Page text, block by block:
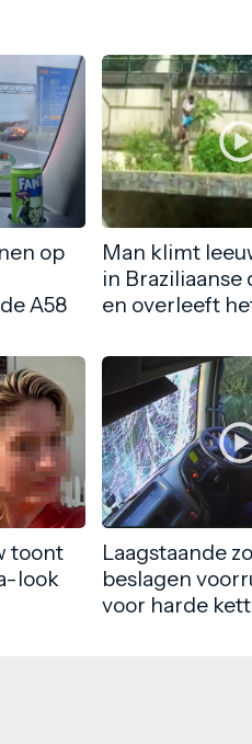
op
A58
Man klimt
in
en overleeft
toont
look
Laagstaande
beslagen
voor harde